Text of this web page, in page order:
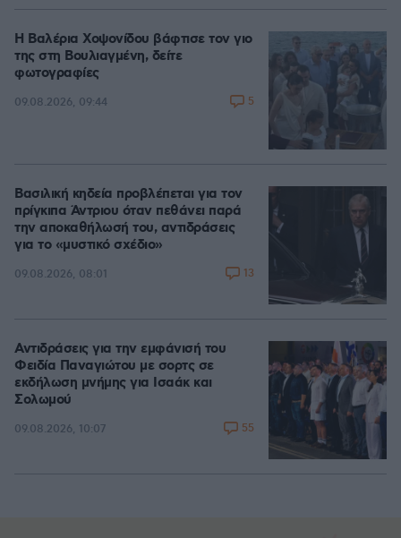
Η Βαλέρια Χοψονίδου βάφτισε τον γιο
της στη Βουλιαγμένη, δείτε
φωτογραφίες
09.08.2026, 09:44 5
Βασιλική κηδεία προβλέπεται για τον
πρίγκιπα Άντριου όταν πεθάνει παρά
την αποκαθήλωσή του, αντιδράσεις
για το «μυστικό σχέδιο»
09.08.2026, 08:01 13
Αντιδράσεις για την εμφάνισή του
Φειδία Παναγιώτου με σορτς σε
εκδήλωση μνήμης για Ισαάκ και
Σολωμού
09.08.2026, 10:07 55